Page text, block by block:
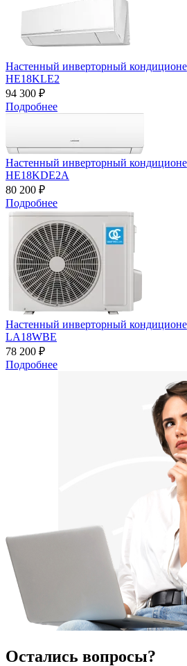
Настенный инверторный
HE18KLE2
94 300 ₽
Подробнее
Настенный инверторный
HE18KDE2A
80 200 ₽
Подробнее
Настенный инверторный
LA18WBE
78 200 ₽
Подробнее
Остались вопросы?